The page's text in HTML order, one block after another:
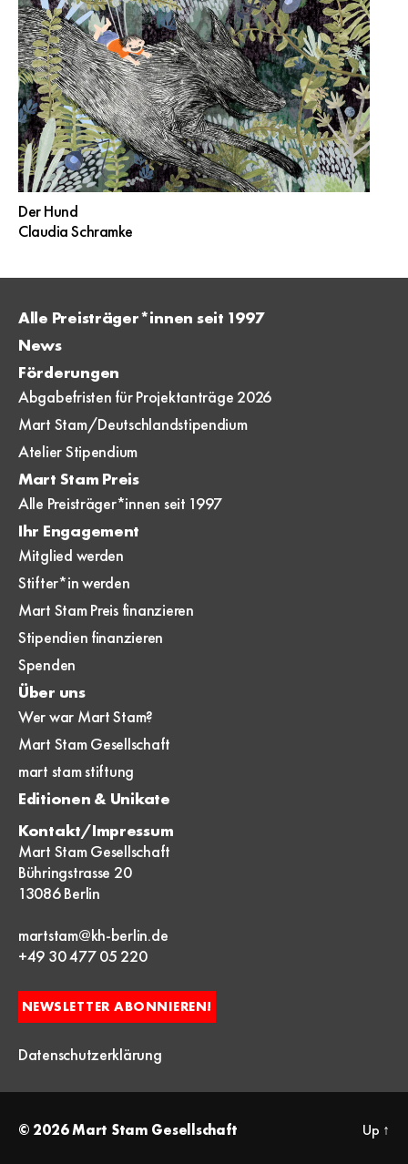
Der Hund
Claudia Schramke
Alle Preisträger*innen seit 1997
News
Förderungen
Abgabefristen für Projektanträge 2026
Mart Stam/Deutschlandstipendium
Atelier Stipendium
Mart Stam Preis
Alle Preisträger*innen seit 1997
Ihr Engagement
Mitglied werden
Stifter*in werden
Mart Stam Preis finanzieren
Stipendien finanzieren
Spenden
Über uns
Wer war Mart Stam?
Mart Stam Gesellschaft
mart stam stiftung
Editionen & Unikate
Kontakt/Impressum
Mart Stam Gesellschaft
Bühringstrasse 20
13086 Berlin
martstam@kh-berlin.de
+49 30 477 05 220
NEWSLETTER ABONNIEREN!
Datenschutzerklärung
© 2026Mart Stam Gesellschaft Up ↑